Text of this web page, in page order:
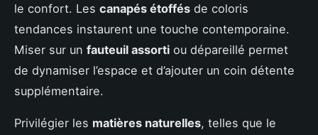
le confort. Les canapés étoffés de coloris
tendances instaurent une touche contemporaine.
Miser sur un fauteuil assorti ou dépareillé permet
de dynamiser l’espace et d’ajouter un coin détente
supplémentaire.
Privilégier les matières naturelles, telles que le